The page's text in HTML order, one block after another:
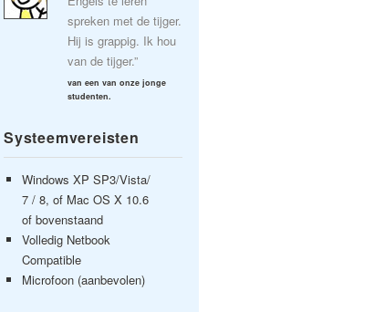
spreken met de tijger.
Hij is grappig. Ik hou
van de tijger.”
van een van onze jonge
studenten.
Systeemvereisten
Windows XP SP3/Vista/
7 / 8, of Mac OS X 10.6
of bovenstaand
Volledig Netbook
Compatible
Microfoon (aanbevolen)